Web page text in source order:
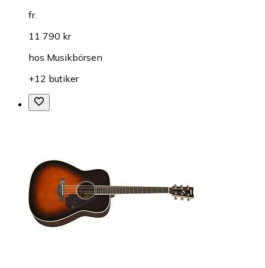
fr.
11 790 kr
hos Musikbörsen
+12 butiker